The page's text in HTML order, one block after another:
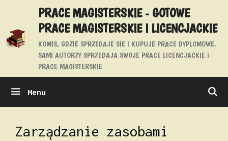
treści
PRACE MAGISTERSKIE - GOTOWE
PRACE MAGISTERSKIE I LICENCJACKIE
KOMIS, GDZIE SPRZEDAJE SIE I KUPUJE PRACE DYPLOMOWE.
SAMI AUTORZY SPRZEDAJA SWOJE PRACE LICENCJACKIE I
PRACE MAGISTERSKIE
Menu
Zarządzanie zasobami